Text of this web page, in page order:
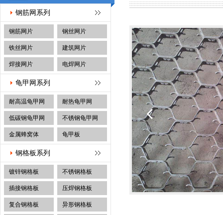
钢筋网系列
钢筋网片 钢丝网片
铁丝网片 建筑网片
焊接网片 电焊网片
龟甲网系列
耐高温龟甲网 耐热龟甲网
低碳钢龟甲网 不锈钢龟甲网
金属蜂窝体 龟甲板
钢格板系列
镀锌钢格板 不锈钢格板
插接钢格板 压焊钢格板
复合钢格板 异形钢格板